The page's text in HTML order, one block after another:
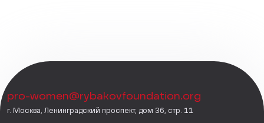
pro-women@rybakovfoundation.org
г. Москва, Ленинградский проспект, дом 36, стр. 11